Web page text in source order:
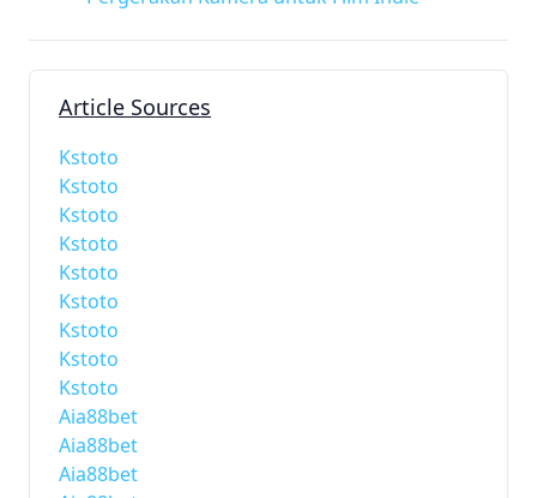
Article Sources
Kstoto
Kstoto
Kstoto
Kstoto
Kstoto
Kstoto
Kstoto
Kstoto
Kstoto
Aia88bet
Aia88bet
Aia88bet